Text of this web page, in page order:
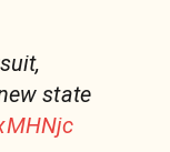
state